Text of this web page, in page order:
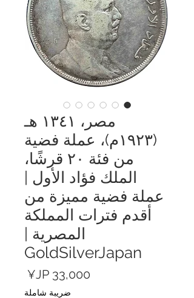
مصر، ١٣٤١ هـ
(١٩٢٣م)، عملة فضية
من فئة ٢٠ قرشًا،
الملك فؤاد الأول |
عملة فضية مميزة من
أقدم فترات المملكة
المصرية |
GoldSilverJapan
ضريبة شاملة